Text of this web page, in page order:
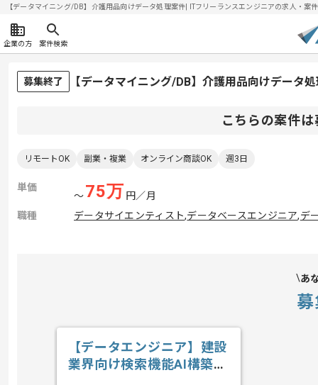
【データマイニング/DB】介護用品向けデータ処理案件| ITフリーランスエンジニアの求人・
企業の方 案件検索
募集終了 【データマイニング/DB】介護用品向けデータ
こちらの案件
リモートOK 副業・複業 オンライン商談OK 週3日
単価
〜75万 円／月
職種
データサイエンティスト,データベースエンジニア,デ
あ
【データエンジニア】建設
業界向け検索機能AI構築の